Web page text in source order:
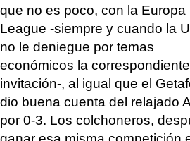
que no es poco, con la Europa
League -siempre y cuando la
no le deniegue por temas
económicos la correspondiente
invitación-, al igual que el
dio buena cuenta del relajado
por 0-3. Los colchoneros,